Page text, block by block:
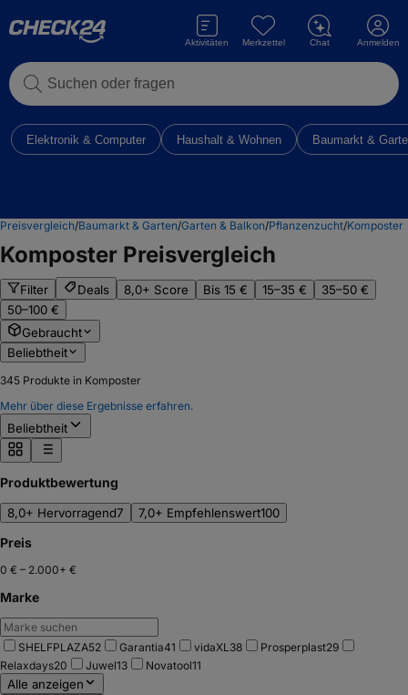
Suchen oder fragen
Aktivitäten Merkzettel Chat Anmelden
Elektronik & Computer Haushalt & Wohnen Baumarkt &
Preisvergleich/Baumarkt & Garten/Garten & Balkon/Pflanzenzucht/Komposter
Komposter Preisvergleich
Filter Deals 8,0+ Score Bis 15 € 15–35 €
35–50 €
50–100 €
Gebraucht
Beliebtheit
345 Produkte in Komposter
Mehr über diese Ergebnisse erfahren.
Beliebtheit
Produktbewertung
8,0+ Hervorragend7 7,0+ Empfehlenswert100
Preis
0 € – 2.000+ €
Marke
SHELFPLAZA52 Garantia41 vidaXL38 Prosperplast29
Relaxdays20 Juwel13 Novatool11
Alle anzeigen